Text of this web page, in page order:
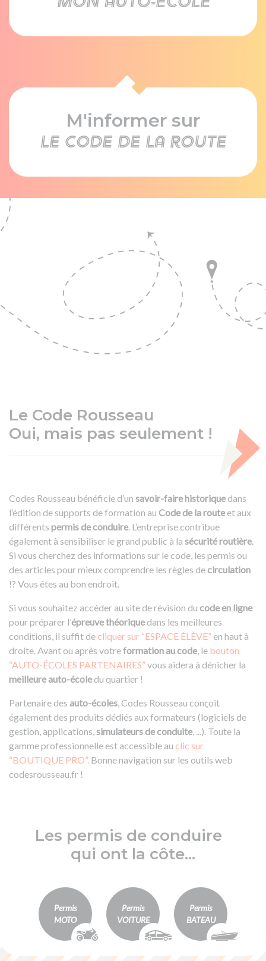
M'informer sur
le code de la route
Le Code Rousseau
Oui, mais pas seulement !
Codes Rousseau bénéficie d’un savoir-faire historique dans
l’édition de supports de formation au Code de la routeet aux
différents permis de conduire. L’entreprise contribue
également à sensibiliser le grand public à la sécurité routière.
Si vous cherchez des informations sur le code, les permis ou
des articles pour mieux comprendre les règles decirculation
!? Vous êtes au bon endroit.
Si vous souhaitez accéder au site de révision du code en ligne
pour préparer l’épreuve théorique dans les meilleures
conditions, il suffit decliquer sur “ESPACE ÉLÈVE”en haut à
droite. Avant ou après votreformation au code, le bouton
“AUTO-ÉCOLES PARTENAIRES”vous aidera à dénicher la
meilleure auto-école du quartier !
Partenaire des auto-écoles, Codes Rousseau conçoit
également des produits dédiés aux formateurs (logiciels de
gestion, applications,simulateurs de conduite, ...). Toute la
gamme professionnelle est accessible au clic sur
“BOUTIQUE PRO”. Bonne navigation sur les outils web
codesrousseau.fr !
Les permis de conduire
qui ont la côte...
Permis
MOTO
Permis
VOITURE
Permis
BATEAU